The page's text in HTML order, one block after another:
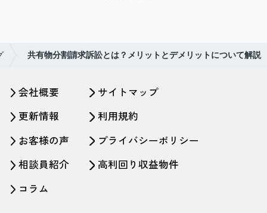
共有物分割請求訴訟とは？メリットとデメリットについて解説
会社概要
更新情報
お客様の声
相談員紹介
コラム
サイトマップ
利用規約
プライバシーポリシー
高利回り収益物件